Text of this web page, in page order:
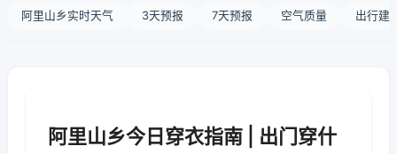
阿里山乡实时天气 3天预报 7天预报 空气质量 出行建
阿里山乡今日穿衣指南 | 出门穿什